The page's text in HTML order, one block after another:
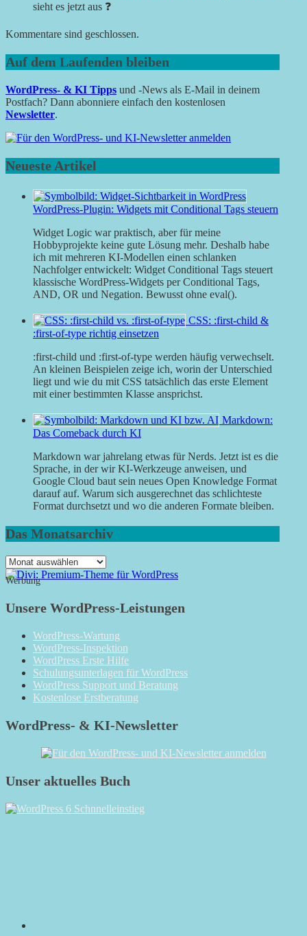
sieht es jetzt aus ❓
Kommentare sind geschlossen.
Auf dem Laufenden bleiben
WordPress- & KI Tipps und -News als E-Mail in deinem
Postfach? Dann abonniere einfach den kostenlosen
Newsletter.
Neueste Artikel
WordPress-Plugin: Widgets mit Conditional Tags steuern
Widget Logic war praktisch, aber für meine
Hobbyprojekte keine gute Lösung mehr. Deshalb habe
ich mit mehreren KI-Modellen einen schlanken
Nachfolger entwickelt: Widget Conditional Tags steuert
klassische WordPress-Widgets per Conditional Tags,
AND, OR und Negation. Bewusst ohne eval().
CSS: :first-child &
:first-of-type richtig einsetzen
:first-child und :first-of-type werden häufig verwechselt.
An kleinen Beispielen zeige ich, worin der Unterschied
liegt und wie du mit CSS tatsächlich das erste Element
mit einer bestimmten Klasse ansprichst.
Markdown:
Das Comeback durch KI
Markdown war jahrelang etwas für Nerds. Jetzt ist es die
Sprache, in der wir KI-Werkzeuge anweisen, und
Google Cloud baut sein neues Open Knowledge Format
darauf auf. Warum sich ausgerechnet das schlichteste
Format durchsetzt und wo die anderen Formate bleiben.
Das Monatsarchiv
Das
Monatsarchiv
Werbung
Unsere WordPress-Leistungen
WordPress-Wartung
WordPress-Inspektion
WordPress Erste Hilfe
Schulungsunterlagen für WordPress
WordPress Support und Beratung
Kostenlose Erstberatung
WordPress- & KI-Newsletter
Unser aktuelles Buch